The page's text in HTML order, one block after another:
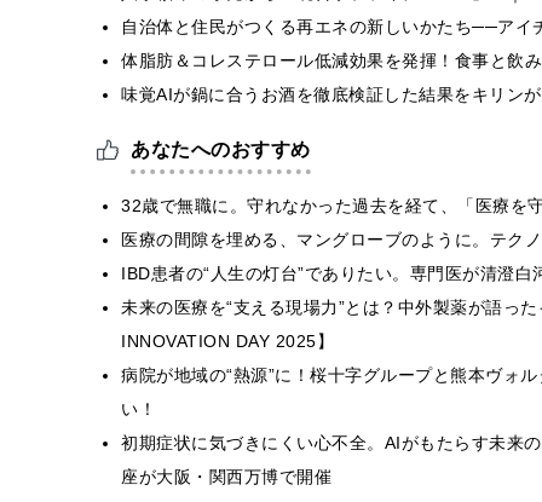
自治体と住民がつくる再エネの新しいかたち──ア
体脂肪＆コレステロール低減効果を発揮！食事と飲
味覚AIが鍋に合うお酒を徹底検証した結果をキリン
あなたへのおすすめ
32歳で無職に。守れなかった過去を経て、「医療を
医療の間隙を埋める、マングローブのように。テク
IBD患者の“人生の灯台”でありたい。専門医が清澄
未来の医療を“支える現場力”とは？中外製薬が語っ
INNOVATION DAY 2025】
病院が地域の“熱源”に！桜十字グループと熊本ヴォ
い！
初期症状に気づきにくい心不全。AIがもたらす未来
座が大阪・関西万博で開催